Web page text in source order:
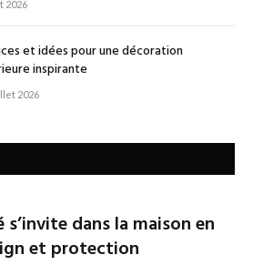
2026
et idées pour une décoration
inspirante
2026
dans la maison en
et protection